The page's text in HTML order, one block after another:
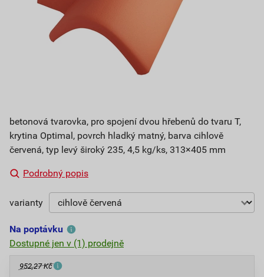
betonová tvarovka, pro spojení dvou hřebenů do tvaru T,
krytina Optimal, povrch hladký matný, barva cihlově
červená, typ levý široký 235, 4,5 kg/ks, 313×405 mm
Podrobný popis
varianty
Na poptávku
Dostupné jen v (1) prodejně
952,27 Kč